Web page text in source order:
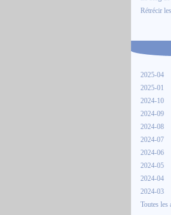
Rétrécir
2025-04
2025-01
2024-10
2024-09
2024-08
2024-07
2024-06
2024-05
2024-04
2024-03
Toutes les